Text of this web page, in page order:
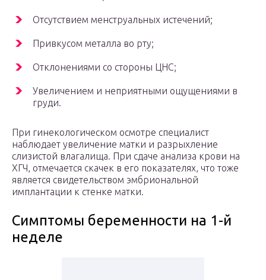
Отсутствием менструальных истечений;
Привкусом металла во рту;
Отклонениями со стороны ЦНС;
Увеличением и неприятными ощущениями в
груди.
При гинекологическом осмотре специалист
наблюдает увеличение матки и разрыхление
слизистой влагалища. При сдаче анализа крови на
ХГЧ, отмечается скачек в его показателях, что тоже
является свидетельством эмбриональной
имплантации к стенке матки.
Симптомы беременности на 1-й
неделе